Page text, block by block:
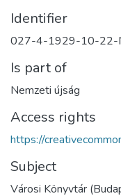
Identifier
027-4-1929-10-22-
Is part of
Nemzeti újság
Access rights
https://
Subject
Városi Könyvtár